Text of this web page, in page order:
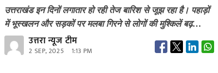
उत्तराखंड इन दिनों लगातार हो रही तेज बारिश से जूझ रहा है। पहाड़ों
में भूस्खलन और सड़कों पर मलबा गिरने से लोगों की मुश्किलें बढ़…
उत्तरा न्यूज टीम
2 SEP, 2025 1:13 PM